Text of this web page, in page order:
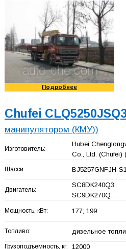
Подробнее
Chufei
манипулятором (КМУ))
Изготовитель:
Hubei
Co., Ltd. (Chufei)
Шасси: BJ5257GNFJH-
Двигатель:
SC8DK240Q3;
SC9DK270Q…
Мощность, кВт: 177; 199
Топливо: дизельное
Грузоподъемность, кг: 12000